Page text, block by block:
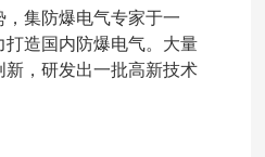
集防爆电气专家于一
造国内防爆电气。大量
新，研发出一批高新技术